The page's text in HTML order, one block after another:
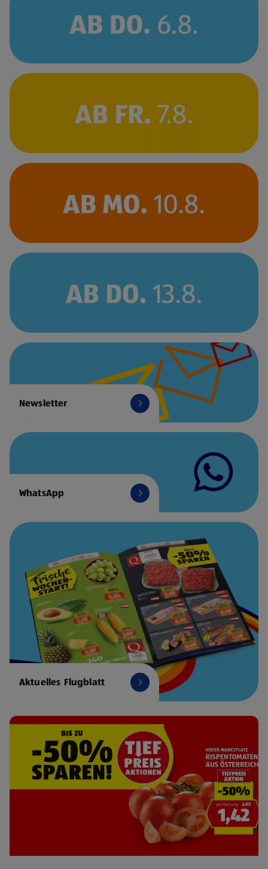
Newsletter
WhatsApp
Aktuelles Flugblatt